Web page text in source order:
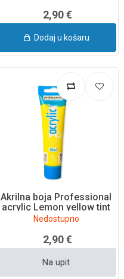
2,90 €
Dodaj u košaru
Akrilna boja Professional
acrylic Lemon yellow tint
60ml
Nedostupno
2,90 €
Na upit